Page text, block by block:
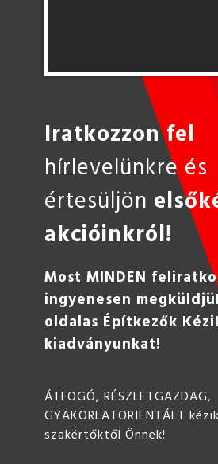
Iratkozzon fel
hírlevelünkre és
értesüljön
akcióinkról!
Most MINDEN
ingyenesen
oldalas Építkezők
kiadványunkat!
ÁTFOGÓ, RÉSZLETGAZDAG,
GYAKORLATORIENTÁLT
szakértőktől Önnek!